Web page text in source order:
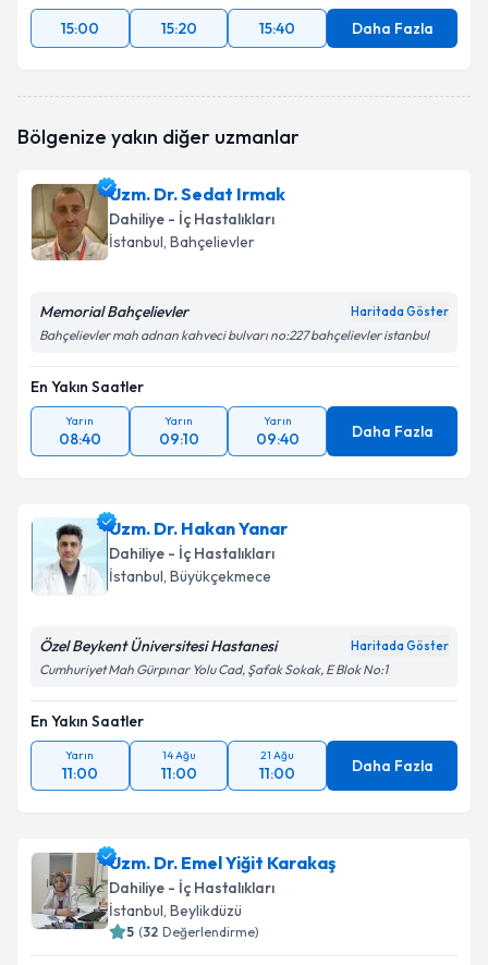
15:00
15:20 15:40 Daha Fazla
Bölgenize yakın diğer uzmanlar
Uzm. Dr. Sedat Irmak
Dahiliye - İç Hastalıkları
İstanbul, Bahçelievler
Memorial Bahçelievler Haritada Göster
Bahçelievler mah adnan kahveci bulvarı no:227 bahçelievler istanbul
En Yakın Saatler
Yarın
08:40
Yarın
09:10
Yarın
09:40 Daha Fazla
Uzm. Dr. Hakan Yanar
Dahiliye - İç Hastalıkları
İstanbul, Büyükçekmece
Özel Beykent Üniversitesi Hastanesi Haritada Göster
Cumhuriyet Mah Gürpınar Yolu Cad, Şafak Sokak, E Blok No:1
En Yakın Saatler
Yarın
11:00
14 Ağu
11:00
21 Ağu
11:00 Daha Fazla
Uzm. Dr. Emel Yiğit Karakaş
Dahiliye - İç Hastalıkları
İstanbul, Beylikdüzü
5 (32 Değerlendirme)